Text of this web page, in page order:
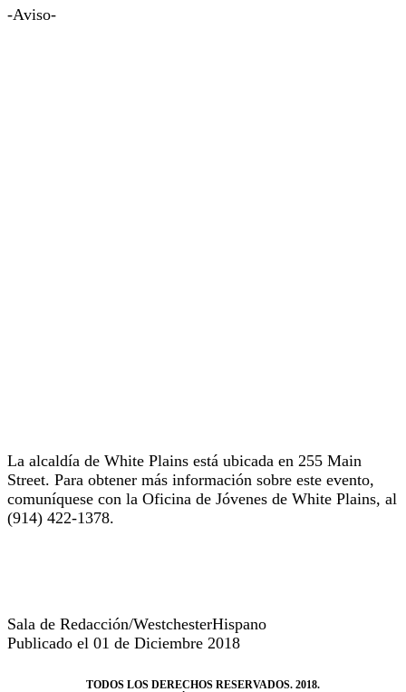
-Aviso-
La alcaldía de White Plains está ubicada en 255 Main
Street. Para obtener más información sobre este evento,
comuníquese con la Oficina de Jóvenes de White Plains, al
(914) 422-1378.
Sala de Redacción/WestchesterHispano
Publicado el 01 de Diciembre 2018
TODOS LOS DERECHOS RESERVADOS. 2018.